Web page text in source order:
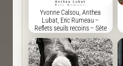
Yvonne Calsou, Anthea
Lubat, Eric Rumeau –
Reflets seuils recoins – Sète